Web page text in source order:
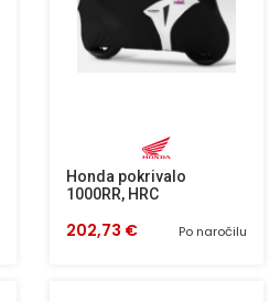
Honda pokrivalo
1000RR, HRC
Po naročilu
202,73 €